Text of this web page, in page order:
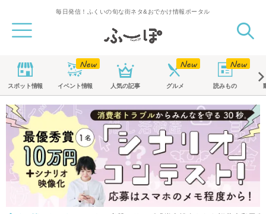
毎日発信！ふくいの旬な街ネタ&おでかけ情報ポータル
スポット情報 イベント情報 人気の記事 グルメ 読みもの